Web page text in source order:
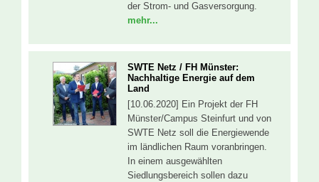
der Strom- und Gasversorgung.
mehr...
SWTE Netz / FH Münster:
Nachhaltige Energie auf dem
Land
[10.06.2020] Ein Projekt der FH
Münster/Campus Steinfurt und von
SWTE Netz soll die Energiewende
im ländlichen Raum voranbringen.
In einem ausgewählten
Siedlungsbereich sollen dazu